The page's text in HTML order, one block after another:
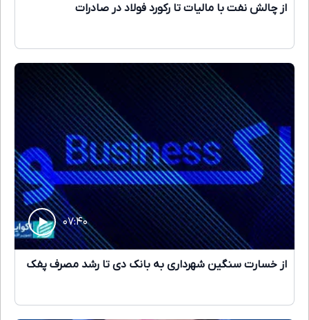
از چالش نفت با مالیات تا رکورد فولاد در صادرات
۰۷:۴۰
از خسارت سنگین شهرداری به بانک دی تا رشد مصرف پفک